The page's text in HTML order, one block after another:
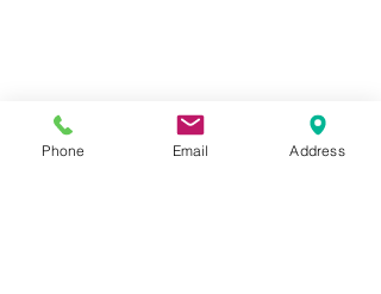
Phone Email Address